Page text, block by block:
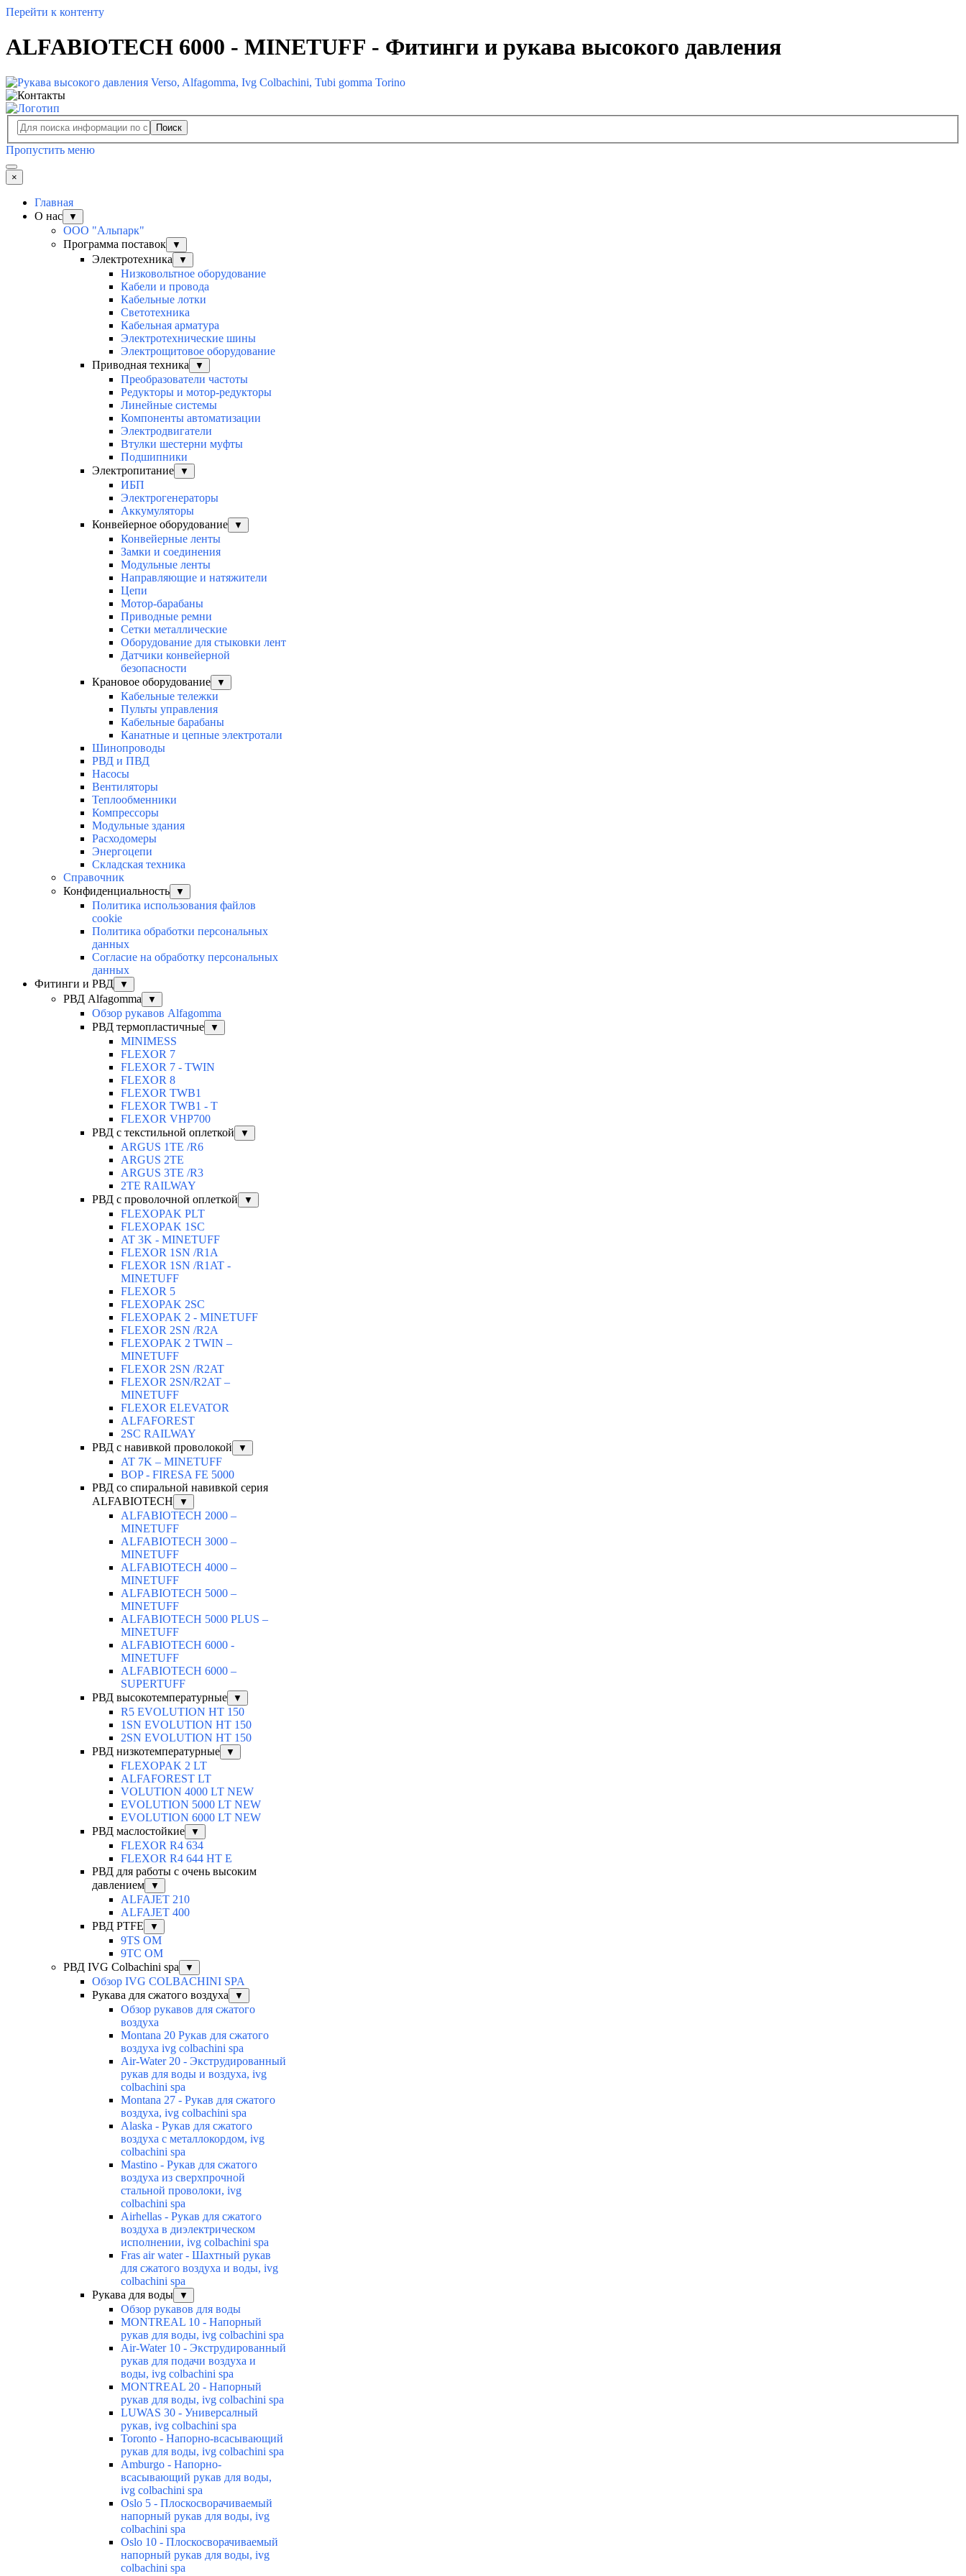
Перейти к контенту
ALFABIOTECH 6000 - MINETUFF - Фитинги и рукава высокого давления
Поиск
Пропустить меню
×
Главная
О нас
▼
ООО "Альпарк"
Программа поставок
▼
Электротехника ▼
Низковольтное оборудование
Кабели и провода
Кабельные лотки
Светотехника
Кабельная арматура
Электротехнические шины
Электрощитовое оборудование
Приводная техника
▼
Преобразователи частоты
Редукторы и мотор-редукторы
Линейные системы
Компоненты автоматизации
Электродвигатели
Втулки шестерни муфты
Подшипники
Электропитание
▼
ИБП
Электрогенераторы
Аккумуляторы
Конвейерное оборудование
▼
Конвейерные ленты
Замки и соединения
Модульные ленты
Направляющие и натяжители
Цепи
Мотор-барабаны
Приводные ремни
Сетки металлические
Оборудование для стыковки лент
Датчики конвейерной
безопасности
Крановое оборудование
▼
Кабельные тележки
Пульты управления
Кабельные барабаны
Канатные и цепные электротали
Шинопроводы
РВД и ПВД
Насосы
Вентиляторы
Теплообменники
Компрессоры
Модульные здания
Расходомеры
Энергоцепи
Складская техника
Справочник
Конфиденциальность
▼
Политика использования файлов
cookie
Политика обработки персональных
данных
Согласие на обработку персональных
данных
Фитинги и РВД
▼
РВД Alfagomma ▼
Обзор рукавов Alfagomma
РВД термопластичные
▼
MINIMESS
FLEXOR 7
FLEXOR 7 - TWIN
FLEXOR 8
FLEXOR TWB1
FLEXOR TWB1 - T
FLEXOR VHP700
РВД с текстильной оплеткой
▼
ARGUS 1TE /R6
ARGUS 2TЕ
ARGUS 3TE /R3
2TE RAILWAY
РВД с проволочной оплеткой
▼
FLEXOPAK PLT
FLEXOPAK 1SС
AT 3K - MINETUFF
FLEXOR 1SN /R1A
FLEXOR 1SN /R1AT -
MINETUFF
FLEXOR 5
FLEXOPAK 2SС
FLEXOPAK 2 - MINETUFF
FLEXOR 2SN /R2A
FLEXOPAK 2 TWIN –
MINETUFF
FLEXOR 2SN /R2AT
FLEXOR 2SN/R2AT –
MINETUFF
FLEXOR ELEVATOR
ALFAFOREST
2SC RAILWAY
РВД с навивкой проволокой
▼
AT 7K – MINETUFF
BOP - FIRESA FE 5000
РВД со спиральной навивкой серия
ALFABIOTECH
▼
ALFABIOTECH 2000 –
MINETUFF
ALFABIOTECH 3000 –
MINETUFF
ALFABIOTECH 4000 –
MINETUFF
ALFABIOTECH 5000 –
MINETUFF
ALFABIOTECH 5000 PLUS –
MINETUFF
ALFABIOTECH 6000 -
MINETUFF
ALFABIOTECH 6000 –
SUPERTUFF
РВД высокотемпературные
▼
R5 EVOLUTION HT 150
1SN EVOLUTION HT 150
2SN EVOLUTION HT 150
РВД низкотемпературные
▼
FLEXOPAK 2 LT
ALFAFOREST LT
VOLUTION 4000 LT NEW
EVOLUTION 5000 LT NEW
EVOLUTION 6000 LT NEW
РВД маслостойкие
▼
FLEXOR R4 634
FLEXOR R4 644 HT E
РВД для работы с очень высоким
давлением
▼
ALFAJET 210
ALFAJET 400
РВД PTFE
▼
9TS OM
9TC OM
РВД IVG Colbachini spa
▼
Обзор IVG COLBACHINI SPA
Рукава для сжатого воздуха
▼
Обзор рукавов для сжатого
воздуха
Montana 20 Рукав для сжатого
воздуха ivg colbachini spa
Air-Water 20 - Экструдированный
рукав для воды и воздуха, ivg
colbachini spa
Montana 27 - Рукав для сжатого
воздуха, ivg colbachini spa
Alaska - Рукав для сжатого
воздуха с металлокордом, ivg
colbachini spa
Mastino - Рукав для сжатого
воздуха из сверхпрочной
стальной проволоки, ivg
colbachini spa
Airhellas - Рукав для сжатого
воздуха в диэлектрическом
исполнении, ivg colbachini spa
Fras air water - Шахтный рукав
для сжатого воздуха и воды, ivg
colbachini spa
Рукава для воды
▼
Обзор рукавов для воды
MONTREAL 10 - Напорный
рукав для воды, ivg colbachini spa
Air-Water 10 - Экструдированный
рукав для подачи воздуха и
воды, ivg colbachini spa
MONTREAL 20 - Напорный
рукав для воды, ivg colbachini spa
LUWAS 30 - Универсалный
рукав, ivg colbachini spa
Toronto - Напорно-всасывающий
рукав для воды, ivg colbachini spa
Amburgo - Напорно-
всасывающий рукав для воды,
ivg colbachini spa
Oslo 5 - Плоскосворачиваемый
напорный рукав для воды, ivg
colbachini spa
Oslo 10 - Плоскосворачиваемый
напорный рукав для воды, ivg
colbachini spa